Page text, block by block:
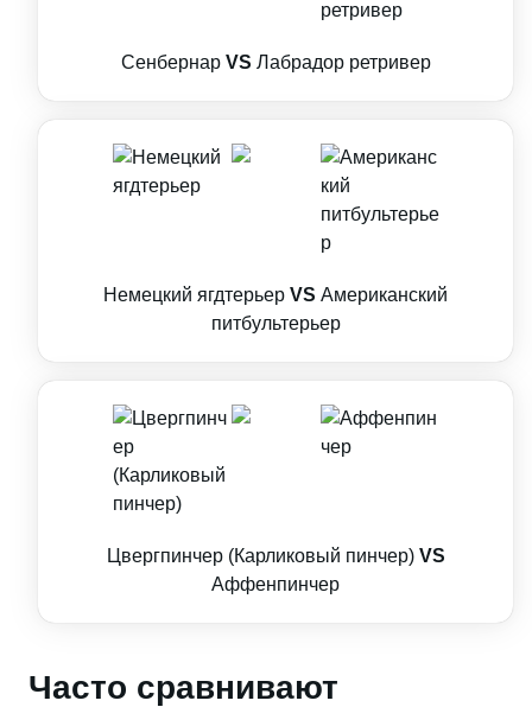
Сенбернар VS Лабрадор ретривер
Немецкий ягдтерьер VS Американский
питбультерьер
Цвергпинчер (Карликовый пинчер) VS
Аффенпинчер
Часто сравнивают